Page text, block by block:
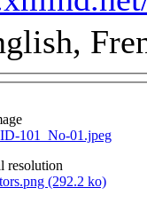
101_No-01.jpeg
resolution
(292.2 ko)